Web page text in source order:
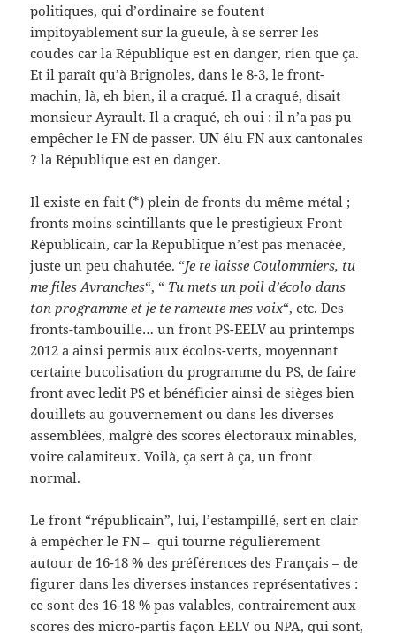
politiques, qui d’ordinaire se foutent
impitoyablement sur la gueule, à se serrer les
coudes car la République est en danger, rien que ça.
Et il paraît qu’à Brignoles, dans le 8-3, le front-
machin, là, eh bien, il a craqué. Il a craqué, disait
monsieur Ayrault. Il a craqué, eh oui : il n’a pas pu
empêcher le FN de passer.UN élu FN aux cantonales
? la République est en danger.
Il existe en fait (*) plein de fronts du même métal ;
fronts moins scintillants que le prestigieux Front
Républicain, car la République n’est pas menacée,
juste un peu chahutée. “Je te laisse Coulommiers, tu
me files Avranches“, “ Tu mets un poil d’écolo dans
ton programme et je te rameute mes voix“, etc. Des
fronts-tambouille… un front PS-EELV au printemps
2012 a ainsi permis aux écolos-verts, moyennant
certaine bucolisation du programme du PS, de faire
front avec ledit PS et bénéficier ainsi de sièges bien
douillets au gouvernement ou dans les diverses
assemblées, malgré des scores électoraux minables,
voire calamiteux. Voilà, ça sert à ça, un front
normal.
Le front “républicain”, lui, l’estampillé, sert en clair
à empêcher le FN – qui tourne régulièrement
autour de 16-18 % des préférences des Français – de
figurer dans les diverses instances représentatives :
ce sont des 16-18 % pas valables, contrairement aux
scores des micro-partis façon EELV ou NPA, qui sont,